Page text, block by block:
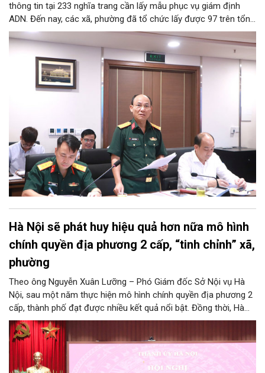
thông tin tại 233 nghĩa trang cần lấy mẫu phục vụ giám định
ADN. Đến nay, các xã, phường đã tổ chức lấy được 97 trên tổng
số 106 mộ liệt sĩ được khai quật.
Hà Nội sẽ phát huy hiệu quả hơn nữa mô hình
chính quyền địa phương 2 cấp, “tinh chỉnh” xã,
phường
Theo ông Nguyễn Xuân Lưỡng – Phó Giám đốc Sở Nội vụ Hà
Nội, sau một năm thực hiện mô hình chính quyền địa phương 2
cấp, thành phố đạt được nhiều kết quả nổi bật. Đồng thời, Hà
Nội đang nghiên cứu, thực hiện đúng tinh thần chỉ đạo của
Trung ương để tiếp tục tinh chỉnh xã, phường, đảm bảo mô hình
chính quyền địa phương 2 cấp của Hà Nội phát huy hiệu quả
hơn nữa trong giai đoạn mới.